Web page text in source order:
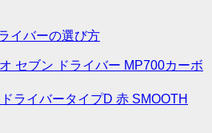
イバーの選び方
セブン ドライバー MP700カーボ
ライバータイプD 赤 SMOOTH